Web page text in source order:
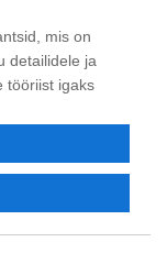
mis on
detailidele ja
tööriist igaks